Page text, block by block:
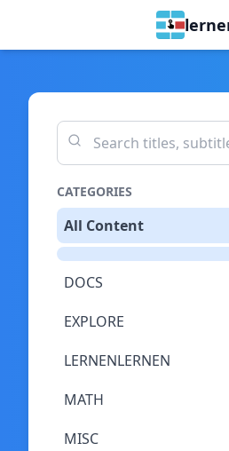
CATEGORIES
All Content
DOCS
EXPLORE
LERNENLERNEN
MATH
MISC